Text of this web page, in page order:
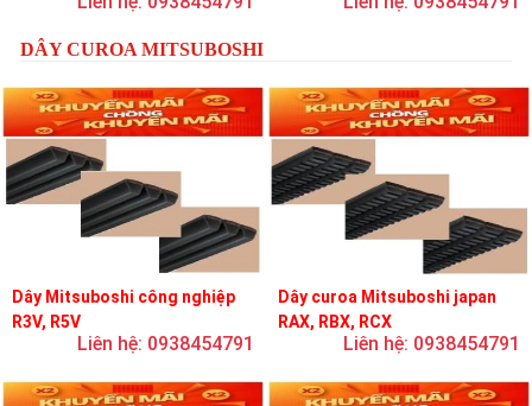
DÂY CUROA MITSUBOSHI
Dây Mitsuboshi công nghiệp
R3V, R5V
Liên hệ: 0938454791
Dây curoa Mitsuboshi japan
RAX, RBX, RCX
Liên hệ: 0938454791